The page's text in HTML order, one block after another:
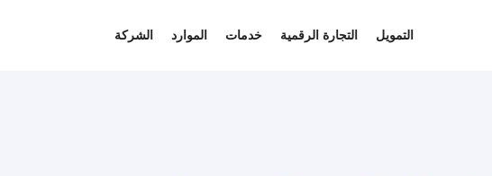
التمويل التجارة الرقمية خدمات الموارد الشركة